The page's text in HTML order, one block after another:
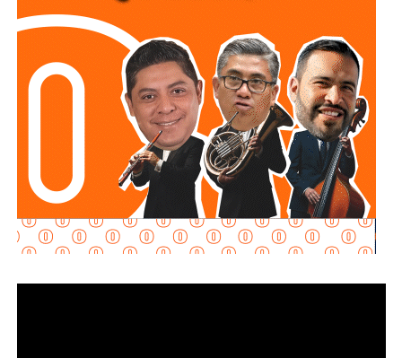
disposición del Ayuntamiento para colaborar en la
consolidación de este proyecto, el cual ahora comienza a
materializarse en un espacio del Sistema Municipal para
el Desarrollo Integral de la Familia (DIF) destinado al
bienestar de las familias.
de las familias, porque les permitirá ahorrar tiempo y